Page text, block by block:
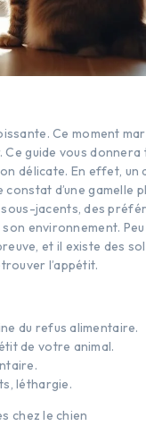
Ce moment
guide vous donnera
délicate. En effet, un
d’une gamelle
jacents, des
environnement.
et il existe des
l’appétit.
du refus alimentaire.
de votre animal.
léthargie.
chez le chien